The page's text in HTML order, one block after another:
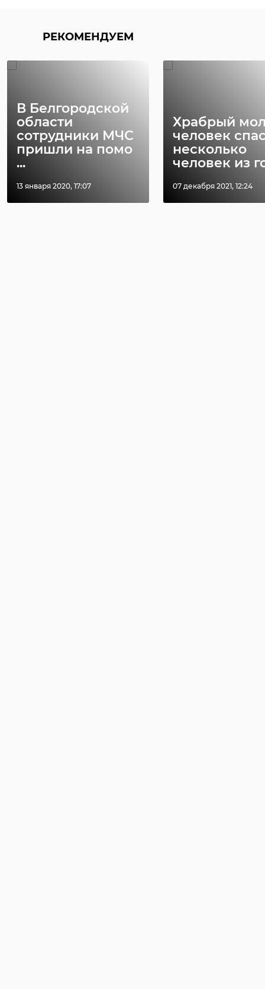
РЕКОМЕНДУЕМ
В Белгородской
области
сотрудники МЧС
пришли на помо
...
13 января 2020, 17:07
Храбрый
человек
несколько
человек из
07 декабря 2021, 12:24